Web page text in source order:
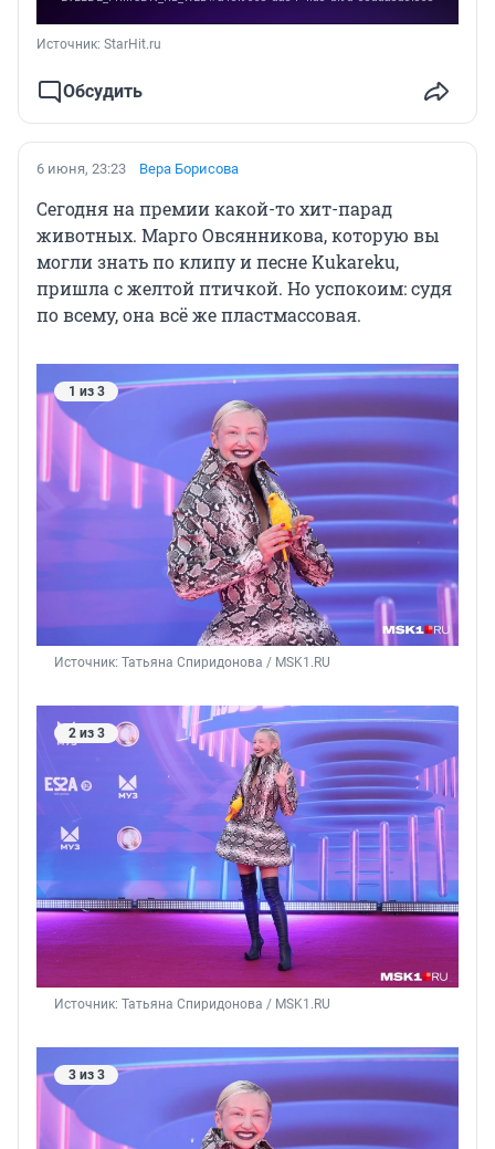
Источник: StarHit.ru
Обсудить
6 июня, 23:23 Вера Борисова
Сегодня на премии какой-то хит-парад
животных. Марго Овсянникова, которую вы
могли знать по клипу и песне Kukareku,
пришла с желтой птичкой. Но успокоим: судя
по всему, она всё же пластмассовая.
1 из 3
Источник: Татьяна Спиридонова / MSK1.RU
2 из 3
Источник: Татьяна Спиридонова / MSK1.RU
3 из 3